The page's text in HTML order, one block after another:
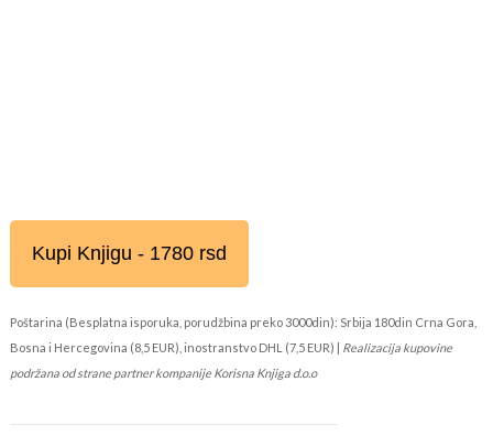
Kupi Knjigu - 1780 rsd
Poštarina (Besplatna isporuka, porudžbina preko 3000din): Srbija 180din Crna Gora,
Bosna i Hercegovina (8,5 EUR), inostranstvo DHL (7,5 EUR) | Realizacija kupovine
podržana od strane partner kompanije Korisna Knjiga d.o.o